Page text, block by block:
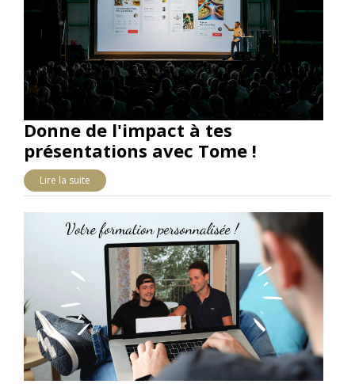
Donne de l'impact à tes
présentations avec Tome !
Lire la suite